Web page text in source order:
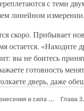
с теми
линейном измерении.
скоро. Прибывает
остается. «Находите
вы не боитесь
готовность
дверь, даже
вам говорили, они могут
Глава 1. Атрибуты вознесения и сила человеческого сознания